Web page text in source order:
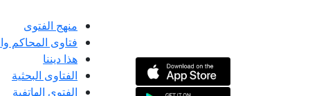
منهج الفتوى
فتاوى المحاكم
هذا ديننا
الفتاوى البحثية
الفتوى الهاتفية